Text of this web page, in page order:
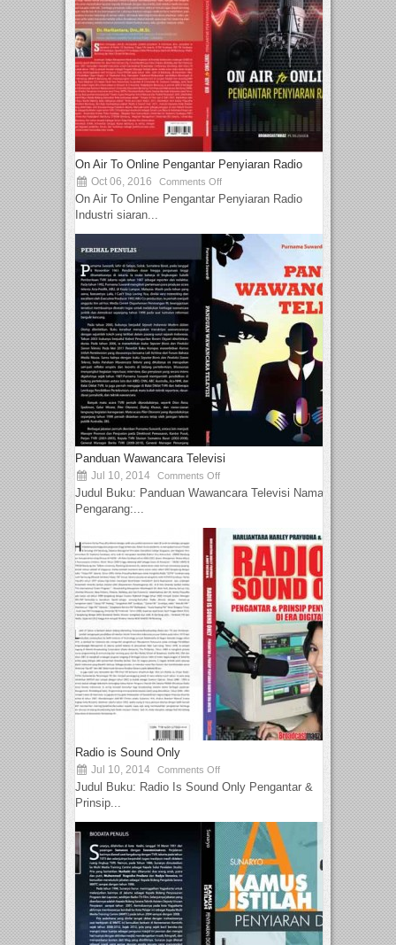
On Air To Online Pengantar Penyiaran Radio
Oct 06, 2016 Comments Off
On Air To Online Pengantar Penyiaran Radio
Industri siaran...
Panduan Wawancara Televisi
Jul 10, 2014 Comments Off
Judul Buku: Panduan Wawancara Televisi Nama
Pengarang:...
Radio is Sound Only
Jul 10, 2014 Comments Off
Judul Buku: Radio Is Sound Only Pengantar &
Prinsip...